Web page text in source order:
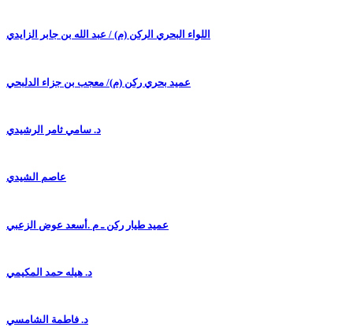
اللواء البحري الركن (م) / عبد الله بن جابر الزايدي
عميد بحري ركن (م)/ معجب بن جزاء الدلبحي
د. سامي ثامر الرشيدي
عاصم الشيدي
عميد طيار ركن ـ م .أسعد عوض الزعبي
د. هيله حمد المكيمي
د. فاطمة الشامسي